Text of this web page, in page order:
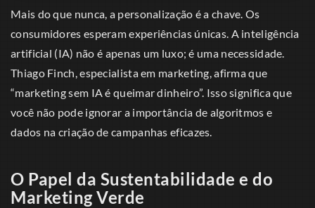
Mais do que nunca, a personalização é a chave. Os
consumidores esperam experiências únicas. A inteligência
artificial (IA) não é apenas um luxo; é uma necessidade.
Thiago Finch, especialista em marketing, afirma que
“marketing sem IA é queimar dinheiro”. Isso significa que
você não pode ignorar a importância de algoritmos e
dados na criação de campanhas eficazes.
O Papel da Sustentabilidade e do
Marketing Verde